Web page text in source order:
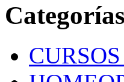
Categorías